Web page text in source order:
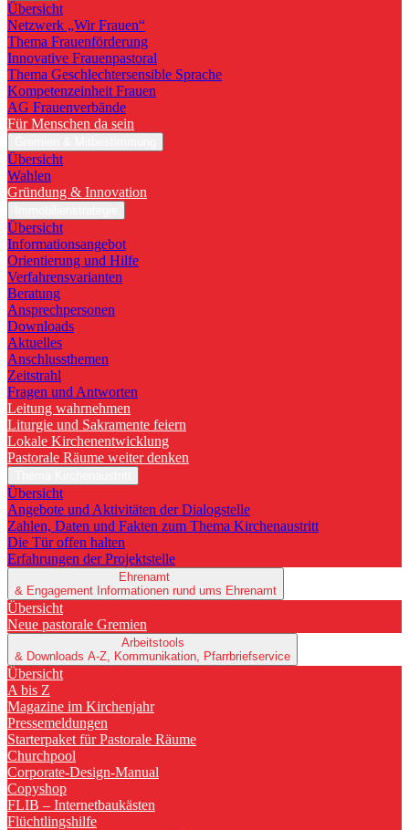
Übersicht
Netzwerk „Wir Frauen“
Thema Frauenförderung
Innovative Frauenpastoral
Thema Geschlechtersensible Sprache
Kompetenzeinheit Frauen
AG Frauenverbände
Für Menschen da sein
Übersicht
Wahlen
Gründung & Innovation
Übersicht
Informationsangebot
Orientierung und Hilfe
Verfahrensvarianten
Beratung
Ansprechpersonen
Downloads
Aktuelles
Anschlussthemen
Zeitstrahl
Fragen und Antworten
Leitung wahrnehmen
Liturgie und Sakramente feiern
Lokale Kirchenentwicklung
Pastorale Räume weiter denken
Übersicht
Angebote und Aktivitäten der Dialogstelle
Zahlen, Daten und Fakten zum Thema Kirchenaustritt
Die Tür offen halten
Erfahrungen der Projektstelle
Ehrenamt
& Engagement Informationen rund ums Ehrenamt
Übersicht
Neue pastorale Gremien
Arbeitstools
& Downloads A-Z, Kommunikation, Pfarrbriefservice
Übersicht
A bis Z
Magazine im Kirchenjahr
Pressemeldungen
Starterpaket für Pastorale Räume
Churchpool
Corporate-Design-Manual
Copyshop
FLIB – Internetbaukästen
Flüchtlingshilfe